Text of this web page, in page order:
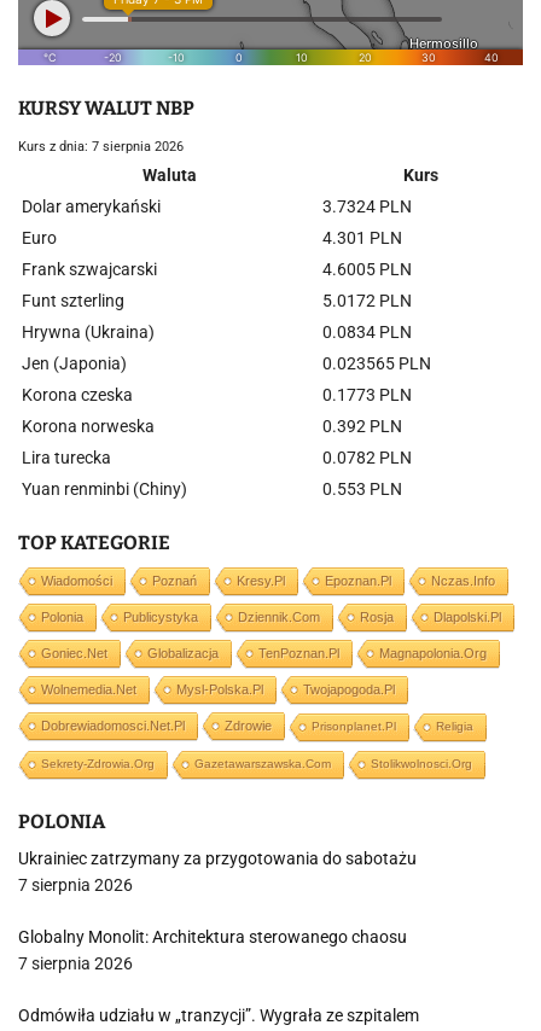
KURSY WALUT NBP
Kurs z dnia: 7 sierpnia 2026
Waluta
Kurs
Dolar amerykański
3.7324 PLN
Euro
4.301 PLN
Frank szwajcarski
4.6005 PLN
Funt szterling
5.0172 PLN
Hrywna (Ukraina)
0.0834 PLN
Jen (Japonia)
0.023565 PLN
Korona czeska
0.1773 PLN
Korona norweska
0.392 PLN
Lira turecka
0.0782 PLN
Yuan renminbi (Chiny)
0.553 PLN
TOP KATEGORIE
Wiadomości Poznań Kresy.pl Epoznan.pl Nczas.info
Polonia Publicystyka Dziennik.com Rosja Dlapolski.pl
Goniec.net Globalizacja TenPoznan.pl Magnapolonia.org
Wolnemedia.net Mysl-Polska.pl Twojapogoda.pl
Dobrewiadomosci.net.pl Zdrowie Prisonplanet.pl Religia
Sekrety-Zdrowia.org Gazetawarszawska.com Stolikwolnosci.org
POLONIA
Ukrainiec zatrzymany za przygotowania do sabotażu
7 sierpnia 2026
Globalny Monolit: Architektura sterowanego chaosu
7 sierpnia 2026
Odmówiła udziału w „tranzycji”. Wygrała ze szpitalem